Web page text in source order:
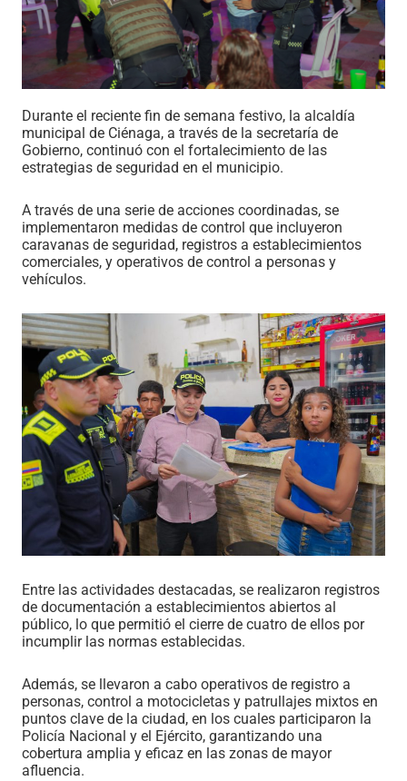
Durante el reciente fin de semana festivo, la alcaldía
municipal de Ciénaga, a través de la secretaría de
Gobierno, continuó con el fortalecimiento de las
estrategias de seguridad en el municipio.
A través de una serie de acciones coordinadas, se
implementaron medidas de control que incluyeron
caravanas de seguridad, registros a establecimientos
comerciales, y operativos de control a personas y
vehículos.
Entre las actividades destacadas, se realizaron registros
de documentación a establecimientos abiertos al
público, lo que permitió el cierre de cuatro de ellos por
incumplir las normas establecidas.
Además, se llevaron a cabo operativos de registro a
personas, control a motocicletas y patrullajes mixtos en
puntos clave de la ciudad, en los cuales participaron la
Policía Nacional y el Ejército, garantizando una
cobertura amplia y eficaz en las zonas de mayor
afluencia.